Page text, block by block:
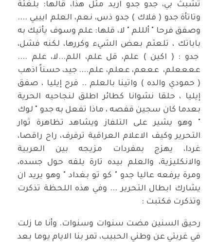
تشبث بي، جدو جدو اريد مثل هذا، قالها: بلغثة
وتاتأة جدو ( فلاك ) جدو ذس، نعم، العلم ايييي ....
وصفق فرحا " ألللم " لا، قلها: علم وسوف يأتيك به
باباتك ، تلعثم بعض الشيء وكررها، لكنه فشل،
جدو : ( اكين ) علم، قل علم، اللم...لا، علم ....
ععععلم، عععم، ععلم، علم.... جيد، حسناً اذهب
( حمودي والده ) واتينا بالعلم .. فرح إيليا ، صفق
إيليا ، حلقا نشوانا كطائر اطلق لنجاحيه الحرية
بعدما كان سجين قفصه ، ماذا تفعل به جدو " لوك
" وهو يشير على التلفاز ويشاهد تظاهرة ثوار
التحرير وكيف الاعلام العراقية ترفرف، راح راقصا،
غردا، يهزج بمفردات مزيجه بين العربية
والانكليزية، والعلم بيده تارة يلفه حول جسده،
ومرة يرفعه عاليا جدو " كو تو بغداد " وهو يريد ان
يشارك ابطال التحرير ... وفي هذه اللحظة تذكرت
وتذكرت فكتبت :
رحيق السنين مضت سنوات وسنوات. وأنا ما زلت
في غربتي عن وطني الحبيب، تمر بنا الايام يوما بعد